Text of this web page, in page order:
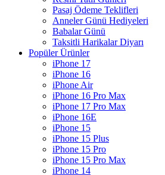
Pasaj Ödeme Teklifleri
Anneler Günü Hediyeleri
Babalar Günü
Taksitli Harikalar Diyarı
Popüler Ürünler
iPhone 17
iPhone 16
iPhone Air
iPhone 16 Pro Max
iPhone 17 Pro Max
iPhone 16E
iPhone 15
iPhone 15 Plus
iPhone 15 Pro
iPhone 15 Pro Max
iPhone 14